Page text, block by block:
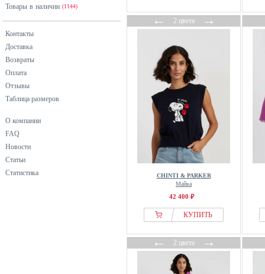
Товары в наличии (1144)
Контакты
Доставка
Возвраты
Оплата
Отзывы
Таблица размеров
О компании
FAQ
Новости
Статьи
Статистика
←2 цвета→
CHINTI & PARKER
Майка
42 400 ₽
КУПИТЬ
←2 цвета→